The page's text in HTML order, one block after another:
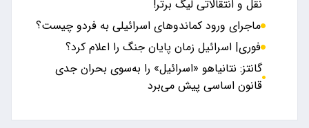
نقل و انتقالاتی لیگ برتر!
ماجرای ورود کماندوهای اسرائیلی به فردو چیست؟
فوری| اسرائیل زمان پایان جنگ را اعلام کرد؟
گانتز: نتانیاهو «اسرائیل» را به‌سوی بحران جدی
قانون اساسی پیش می‌برد